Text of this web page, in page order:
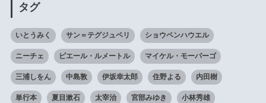
タグ
いとうみく サン＝テグジュペリ ショウペンハウエル
ニーチェ ピエール・ルメートル マイケル・モーパーゴ
三浦しをん 中島敦 伊坂幸太郎 住野よる 内田樹
単行本 夏目漱石 太宰治 宮部みゆき 小林秀雄